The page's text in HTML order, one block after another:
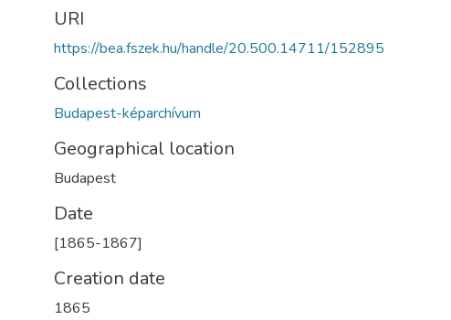
URI
https://bea.fszek.hu/handle/20.500.14711/152895
Collections
Budapest-képarchívum
Geographical location
Budapest
Date
[1865-1867]
Creation date
1865